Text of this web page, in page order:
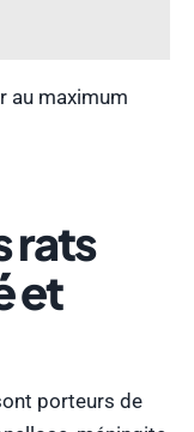
au maximum
rats
et
porteurs de